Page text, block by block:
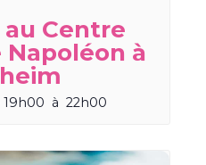
Centre
à
19h00 à 22h00